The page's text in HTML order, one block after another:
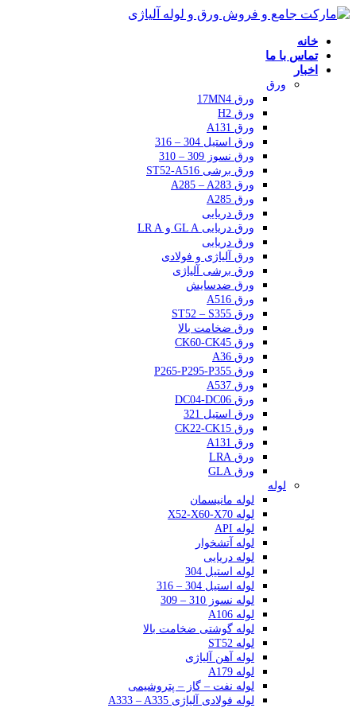
خانه
تماس با ما
اخبار
ورق
ورق 17MN4
ورق H2
ورق A131
ورق استیل 304 – 316
ورق نسوز 309 – 310
ورق برشی ST52-A516
ورق A285 – A283
ورق A285
ورق دریایی
ورق دریایی GL A و LR A
ورق دریایی
ورق آلیاژی و فولادی
ورق برشی آلیاژی
ورق ضدسایش
ورق A516
ورق ST52 – S355
ورق ضخامت بالا
ورق CK60-CK45
ورق A36
ورق P265-P295-P355
ورق A537
ورق DC04-DC06
ورق استیل 321
ورق CK22-CK15
ورق A131
ورق LRA
ورق GLA
لوله
لوله مانیسمان
لوله X52-X60-X70
لوله API
لوله آتشخوار
لوله دریایی
لوله استیل 304
لوله استیل 304 – 316
لوله نسوز 310 – 309
لوله A106
لوله گوشتی ضخامت بالا
لوله ST52
لوله آهن آلیاژی
لوله A179
لوله نفت – گاز – پتروشیمی
لوله فولادی آلیاژی A333 – A335